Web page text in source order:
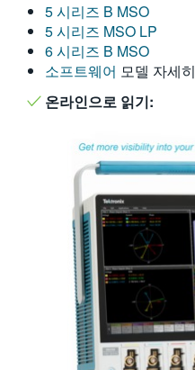
5 시리즈 B MSO
5 시리즈 MSO LP
6 시리즈 B MSO
소프트웨어 모델 자세
온라인으로 읽기: